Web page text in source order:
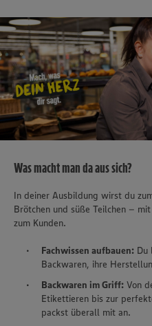
Was macht man da aus sich?
In deiner Ausbildung wirst du
Brötchen und süße Teilchen –
zum Kunden.
Fachwissen aufbauen: Du
Backwaren, ihre
Backwaren im Griff: Von
Etikettieren bis zur
packst überall mit an.